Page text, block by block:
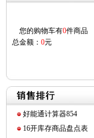
您的购物车有0件商品
总金额： 0元
好能通计算器854
16开库存商品盘点表